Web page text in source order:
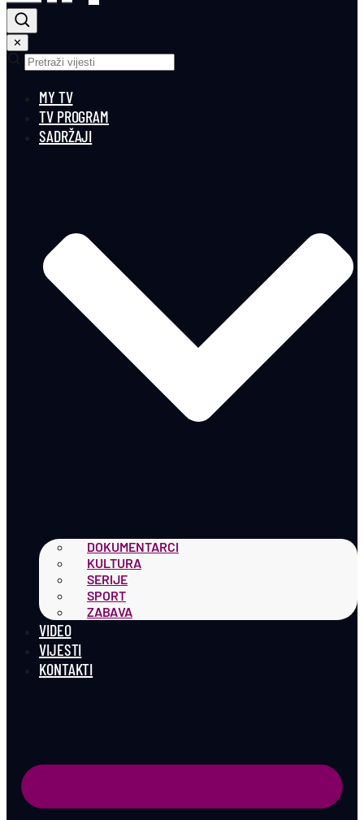
✕
MY TV
TV PROGRAM
SADRŽAJI
DOKUMENTARCI
KULTURA
SERIJE
SPORT
ZABAVA
VIDEO
VIJESTI
KONTAKTI